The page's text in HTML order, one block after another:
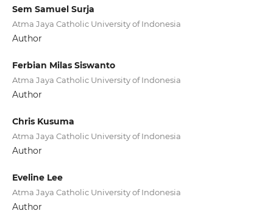
Sem Samuel Surja
Atma Jaya Catholic University of Indonesia
Author
Ferbian Milas Siswanto
Atma Jaya Catholic University of Indonesia
Author
Chris Kusuma
Atma Jaya Catholic University of Indonesia
Author
Eveline Lee
Atma Jaya Catholic University of Indonesia
Author